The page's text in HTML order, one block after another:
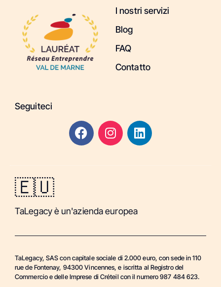
I nostri servizi
Blog
FAQ
Contatto
Seguiteci
🇪🇺
TaLegacy è un'azienda europea
TaLegacy, SAS con capitale sociale di 2.000 euro, con sede in 110
rue de Fontenay, 94300 Vincennes, e iscritta al Registro del
Commercio e delle Imprese di Créteil con il numero 987 484 623.